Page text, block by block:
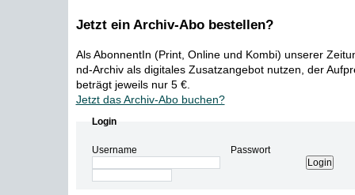
Jetzt ein Archiv-Abo bestellen?
Als AbonnentIn (Print, Online und Kombi) unserer
nd-Archiv als digitales Zusatzangebot nutzen, der
beträgt jeweils nur 5 €.
Jetzt das Archiv-Abo buchen?
Login
Username Passwort